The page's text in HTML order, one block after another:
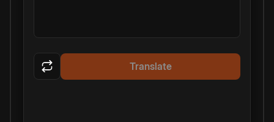
Translate